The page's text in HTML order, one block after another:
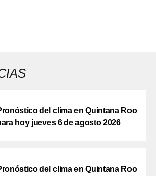
del clima en Quintana Roo
hoy jueves 6 de agosto 2026
del clima en Quintana Roo